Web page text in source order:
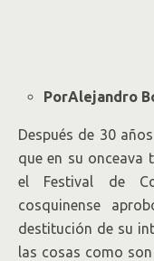
PorAlejandro
Después de 30
que en su onceava
el Festival de
cosquinense
destitución de su
las cosas como